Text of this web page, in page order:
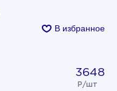
В избранное
3648
Р/шт